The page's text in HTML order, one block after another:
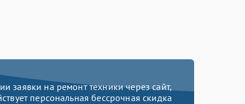
заявки на ремонт техники через сайт,
персональная бессрочная скидка